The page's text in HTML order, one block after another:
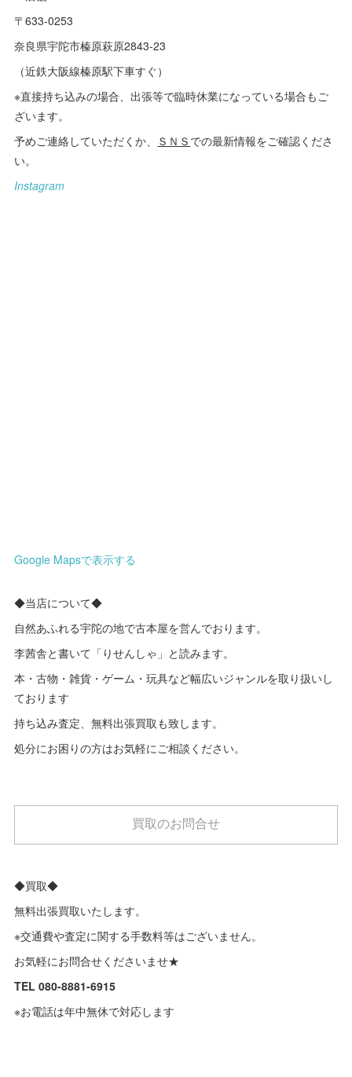
〒633-0253
奈良県宇陀市榛原萩原2843‐23
（近鉄大阪線榛原駅下車すぐ）
※直接持ち込みの場合、出張等で臨時休業になっている場合もご
ざいます。
予めご連絡していただくか、
ＳＮＳ での最新情報をご確認くださ
い。
Instagram
Google Mapsで表示する
◆当店について◆
自然あふれる宇陀の地で古本屋を営んでおります。
李茜舎と書いて「りせんしゃ」と読みます。
本・古物・雑貨・ゲーム・玩具など幅広いジャンルを取り扱いし
ております
持ち込み査定、無料出張買取も致します。
処分にお困りの方はお気軽にご相談ください。
買取のお問合せ
◆買取◆
無料出張買取いたします。
※交通費や査定に関する手数料等はございません。
お気軽にお問合せくださいませ★
TEL 080-8881-6915
※お電話は年中無休で対応します